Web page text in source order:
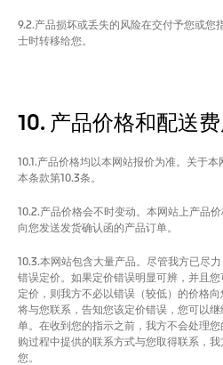
9.2.产品损坏或丢失的风险在交付予您或您
士时转移给您。
10. 产品价格和配送费
10.1.产品价格均以本网站报价为准。关于
本条款第10.3条。
10.2.产品价格会不时变动。本网站上产品
向您发送发货确认函的产品订单。
10.3.本网站包含大量产品。尽管我方已尽
错误定价。如果定价错误明显可辨，并且
定价，则我方不必以错误（较低）的价格
将与您联系，告知您该定价错误，您可以
单。在收到您的指示之前，我方不会处理
购过程中提供的联系方式与您取得联系，
您。